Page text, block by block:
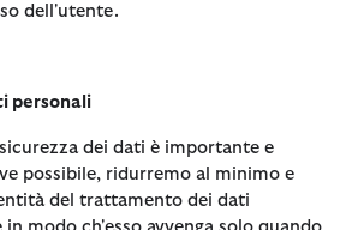
dell'utente.
personali
dei dati è importante e
possibile, ridurremo al minimo e
del trattamento dei dati